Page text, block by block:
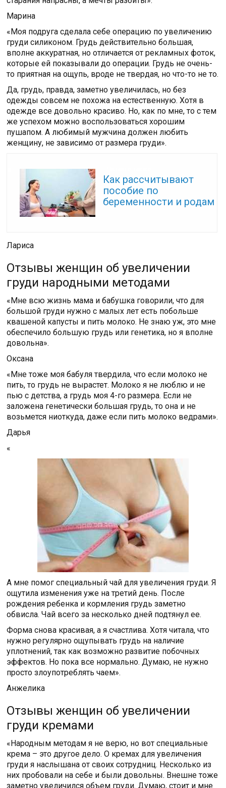
Марина
«Моя подруга сделала себе операцию по увеличению
груди силиконом. Грудь действительно большая,
вполне аккуратная, но отличается от рекламных фоток,
которые ей показывали до операции. Грудь не очень-
то приятная на ощупь, вроде не твердая, но что-то не то.
Да, грудь, правда, заметно увеличилась, но без
одежды совсем не похожа на естественную. Хотя в
одежде все довольно красиво. Но, как по мне, то с тем
же успехом можно воспользоваться хорошим
пушапом. А любимый мужчина должен любить
женщину, не зависимо от размера груди».
Как рассчитывают
пособие по
беременности и родам
Лариса
Отзывы женщин об увеличении
груди народными методами
«Мне всю жизнь мама и бабушка говорили, что для
большой груди нужно с малых лет есть побольше
квашеной капусты и пить молоко. Не знаю уж, это мне
обеспечило большую грудь или генетика, но я вполне
довольна».
Оксана
«Мне тоже моя бабуля твердила, что если молоко не
пить, то грудь не вырастет. Молоко я не люблю и не
пью с детства, а грудь моя 4-го размера. Если не
заложена генетически большая грудь, то она и не
возьмется ниоткуда, даже если пить молоко ведрами».
Дарья
«
А мне помог специальный чай для увеличения груди. Я
ощутила изменения уже на третий день. После
рождения ребенка и кормления грудь заметно
обвисла. Чай всего за несколько дней подтянул ее.
Форма снова красивая, а я счастлива. Хотя читала, что
нужно регулярно ощупывать грудь на наличие
уплотнений, так как возможно развитие побочных
эффектов. Но пока все нормально. Думаю, не нужно
просто злоупотреблять чаем».
Анжелика
Отзывы женщин об увеличении
груди кремами
«Народным методам я не верю, но вот специальные
крема – это другое дело. О кремах для увеличения
груди я наслышана от своих сотрудниц. Несколько из
них пробовали на себе и были довольны. Внешне тоже
заметно увеличился объем груди. Думаю, стоит и мне